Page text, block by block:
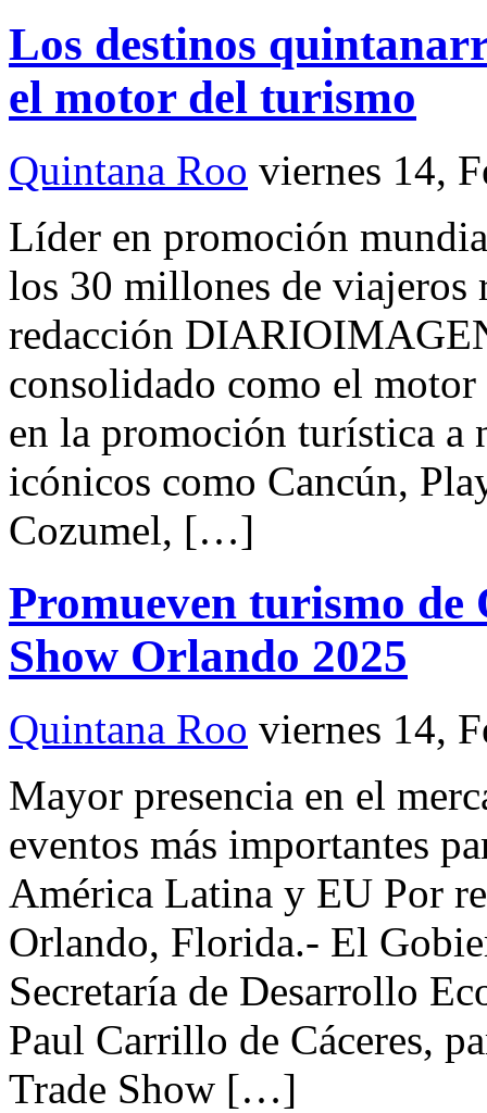
Los destinos
el motor del turismo
Quintana Roo viernes 14,
Líder en promoción
los 30 millones de viajeros
redacción
consolidado como el
en la promoción turística a
icónicos como Cancún,
Cozumel, […]
Promueven turismo de
Show Orlando 2025
Quintana Roo viernes 14,
Mayor presencia en el
eventos más importantes
América Latina y EU Por
Orlando, Florida.- El
Secretaría de Desarrollo
Paul Carrillo de Cáceres,
Trade Show […]